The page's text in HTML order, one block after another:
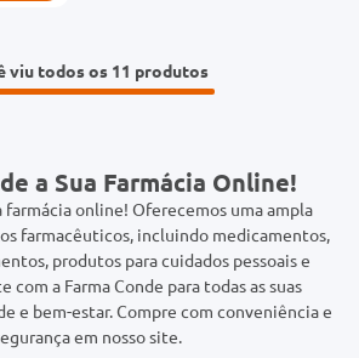
viu todos os 11
a Sua Farmácia Online!
farmácia online! Oferecemos uma ampla
farmacêuticos, incluindo medicamentos,
produtos para cuidados pessoais e
com a Farma Conde para todas as suas
e bem-estar. Compre com conveniência e
em nosso site.